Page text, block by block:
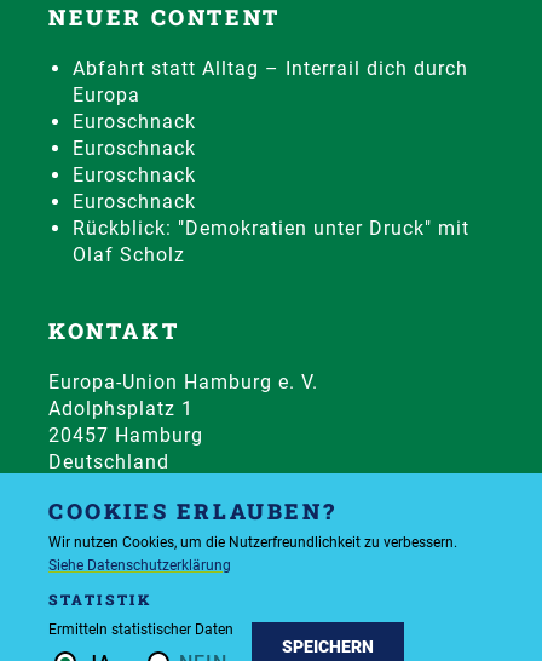
NEUER CONTENT
Abfahrt statt Alltag – Interrail dich durch
Europa
Euroschnack
Euroschnack
Euroschnack
Euroschnack
Rückblick: "Demokratien unter Druck" mit
Olaf Scholz
KONTAKT
Europa-Union Hamburg e. V.
Adolphsplatz 1
20457 Hamburg
Deutschland
© 2026 All rights reserved
Datenschutzerklärung
COOKIES ERLAUBEN?
Wir nutzen Cookies, um die Nutzerfreundlichkeit zu verbessern.
Siehe Datenschutzerklärung
STATISTIK
Ermitteln statistischer Daten
SPEICHERN